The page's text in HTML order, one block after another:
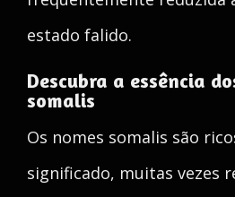
estado falido.
Descubra a essência
somalis
Os nomes somalis são
significado, muitas vezes